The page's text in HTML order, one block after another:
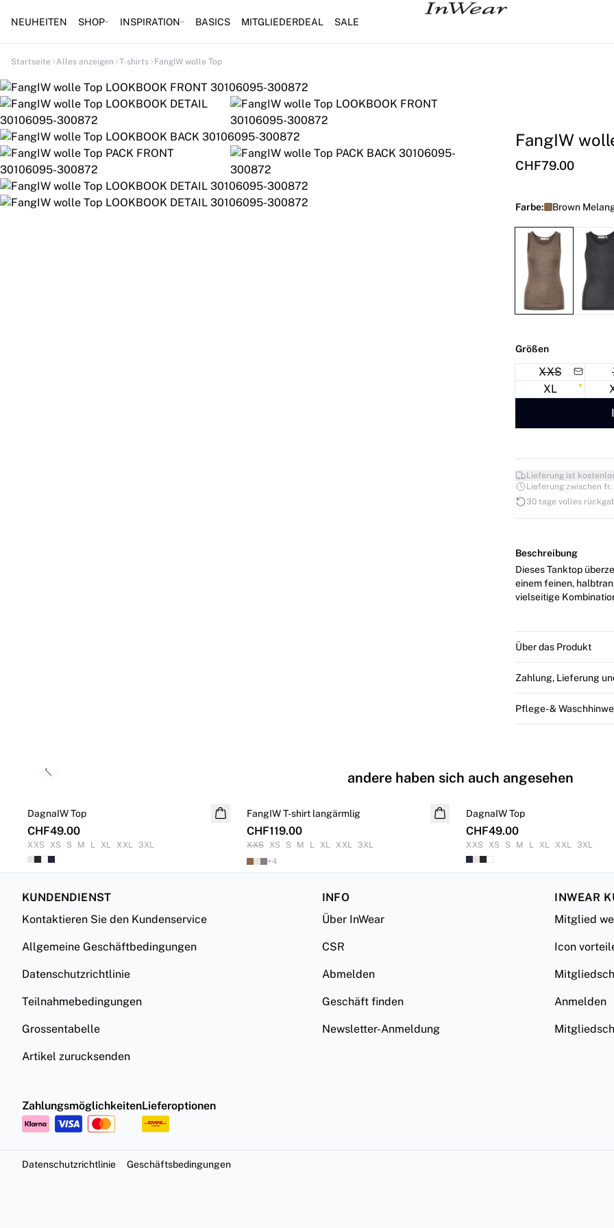
NEUHEITEN SHOP INSPIRATION BASICS MITGLIEDERDEAL SALE
Startseite Alles anzeigen T-shirts FangIW wolle Top
FangIW
CHF79.00
Farbe: Brown
Größen
XXS
XL
Lieferung ist
Lieferung zwischen fr.
30 tage volles
Beschreibung
Dieses Tanktop
einem feinen,
vielseitige
Über das Produkt
Zahlung, Lieferung
Pflege- &
andere haben sich auch angesehen
DagnaIW Top
CHF49.00
XXS XS S M L XL XXL 3XL
FangIW T-shirt langärmlig
CHF119.00
XXS XS S M L XL XXL
3XL
+4
DagnaIW Top
CHF49.00
XXS XS S M L XL XXL 3XL
Previous slide
KUNDENDIENST
Kontaktieren Sie den Kundenservice
Allgemeine Geschäftbedingungen
Datenschutzrichtlinie
Teilnahmebedingungen
Grossentabelle
Artikel zurucksenden
INFO
Über InWear
CSR
Abmelden
Geschäft finden
Newsletter-Anmeldung
INWEAR
Mitglied
Icon
Anmelden
ZahlungsmöglichkeitenLieferoptionen
Datenschutzrichtlinie Geschäftsbedingungen